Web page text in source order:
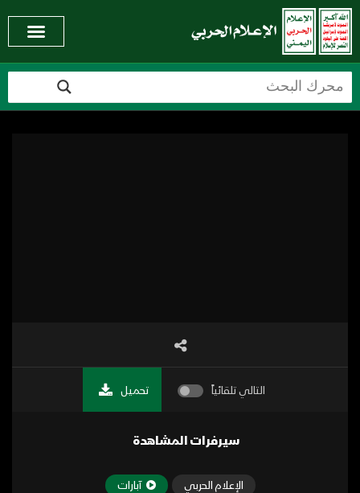
التالي تلقائياً تحميل
سيرفرات المشاهدة
الإعلام الحربي آبارات